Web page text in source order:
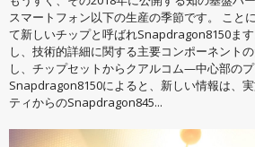
スマートフォン以下の生産の季節です。 こと
て新しいチップと呼ばれSnapdragon8150ま
し、技術的詳細に関する主要コンポーネント
し、チップセットからクアルコム—中心部の
Snapdragon8150によると、新しい情報は、
ティからのSnapdragon845...